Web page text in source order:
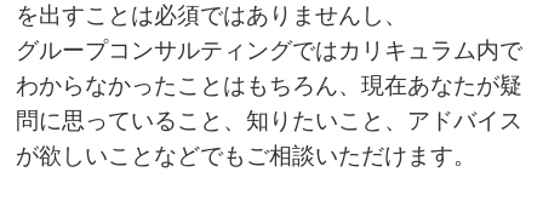
を出すことは必須ではありませんし、
グループコンサルティングではカリキュラム内で
わからなかったことはもちろん、現在あなたが疑
問に思っていること、知りたいこと、アドバイス
が欲しいことなどでもご相談いただけます。